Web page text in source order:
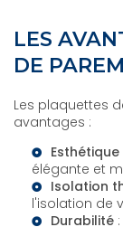
LES
DE
Les plaquettes
avantages :
élégante et
Isolation
l'isolation de
Durabilité